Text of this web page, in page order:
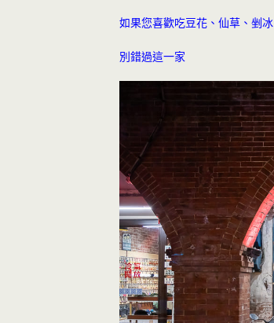
如果您喜歡吃豆花、仙草、剉冰
別錯過這一家